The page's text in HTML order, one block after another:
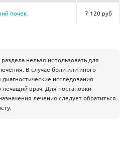
почек 7 120 руб
нельзя использовать для
В случае боли или иного
исследования
лечащий врач. Для постановки
лечения следует обратиться